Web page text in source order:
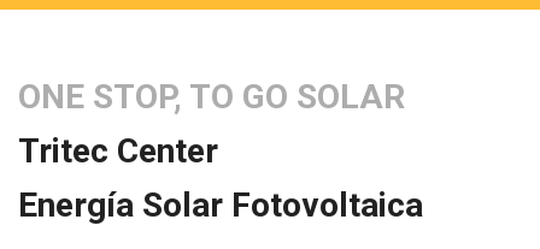
ONE STOP, TO GO SOLAR
Tritec Center
Energía Solar Fotovoltaica